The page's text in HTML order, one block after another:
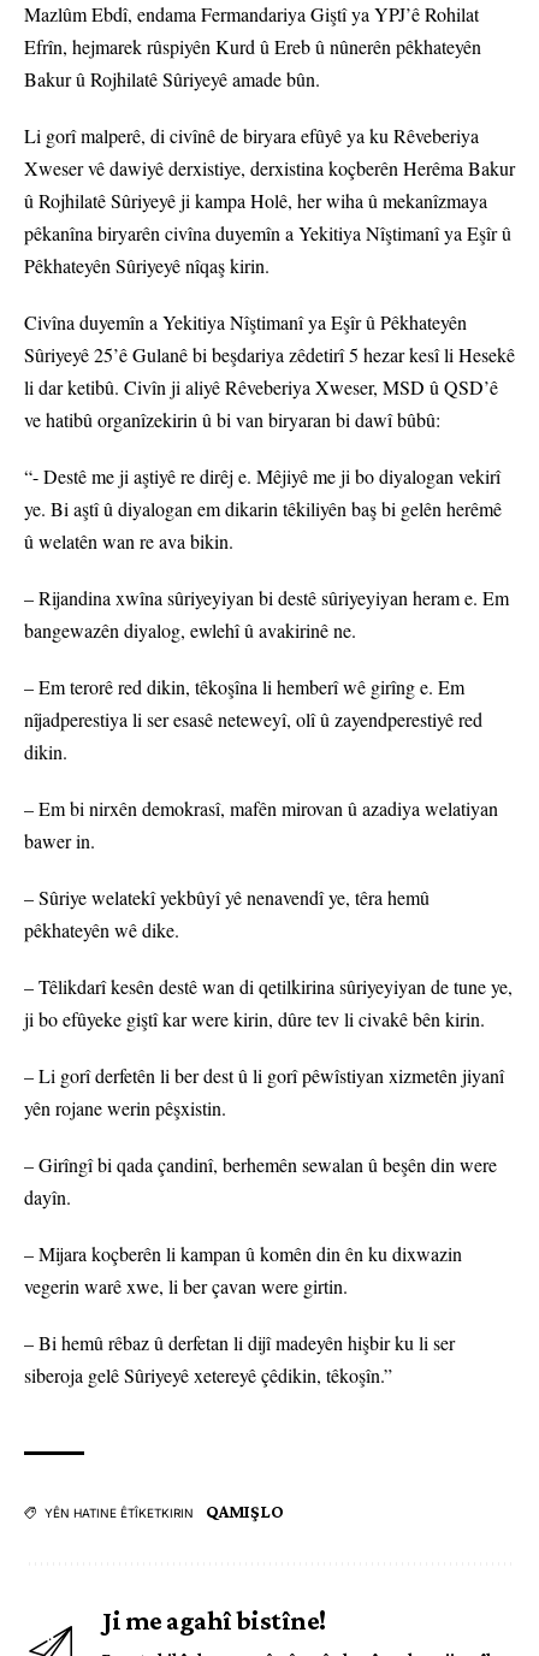
Mazlûm Ebdî, endama Fermandariya Giştî ya YPJ’ê Rohilat
Efrîn, hejmarek rûspiyên Kurd û Ereb û nûnerên pêkhateyên
Bakur û Rojhilatê Sûriyeyê amade bûn.
Li gorî malperê, di civînê de biryara efûyê ya ku Rêveberiya
Xweser vê dawiyê derxistiye, derxistina koçberên Herêma Bakur
û Rojhilatê Sûriyeyê ji kampa Holê, her wiha û mekanîzmaya
pêkanîna biryarên civîna duyemîn a Yekitiya Nîştimanî ya Eşîr û
Pêkhateyên Sûriyeyê nîqaş kirin.
Civîna duyemîn a Yekitiya Nîştimanî ya Eşîr û Pêkhateyên
Sûriyeyê 25’ê Gulanê bi beşdariya zêdetirî 5 hezar kesî li Hesekê
li dar ketibû. Civîn ji aliyê Rêveberiya Xweser, MSD û QSD’ê
ve hatibû organîzekirin û bi van biryaran bi dawî bûbû:
“- Destê me ji aştiyê re dirêj e. Mêjiyê me ji bo diyalogan vekirî
ye. Bi aştî û diyalogan em dikarin têkiliyên baş bi gelên herêmê
û welatên wan re ava bikin.
– Rijandina xwîna sûriyeyiyan bi destê sûriyeyiyan heram e. Em
bangewazên diyalog, ewlehî û avakirinê ne.
– Em terorê red dikin, têkoşîna li hemberî wê girîng e. Em
nîjadperestiya li ser esasê neteweyî, olî û zayendperestiyê red
dikin.
– Em bi nirxên demokrasî, mafên mirovan û azadiya welatiyan
bawer in.
– Sûriye welatekî yekbûyî yê nenavendî ye, têra hemû
pêkhateyên wê dike.
– Têlikdarî kesên destê wan di qetilkirina sûriyeyiyan de tune ye,
ji bo efûyeke giştî kar were kirin, dûre tev li civakê bên kirin.
– Li gorî derfetên li ber dest û li gorî pêwîstiyan xizmetên jiyanî
yên rojane werin pêşxistin.
– Girîngî bi qada çandinî, berhemên sewalan û beşên din were
dayîn.
– Mijara koçberên li kampan û komên din ên ku dixwazin
vegerin warê xwe, li ber çavan were girtin.
– Bi hemû rêbaz û derfetan li dijî madeyên hişbir ku li ser
siberoja gelê Sûriyeyê xetereyê çêdikin, têkoşîn.”
YÊN HATINE ÊTÎKETKIRIN QAMIŞLO
Ji me agahî bistîne!